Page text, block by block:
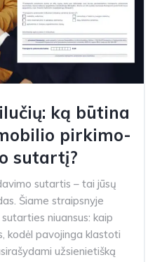
ką būtina
pirkimo-
sutartį?
sutartis – tai jūsų
Šiame straipsnyje
niuansus: kaip
kodėl pavojinga klastoti
užsienietišką